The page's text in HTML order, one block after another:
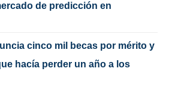
de predicción en
cinco mil becas por mérito y
hacía perder un año a los